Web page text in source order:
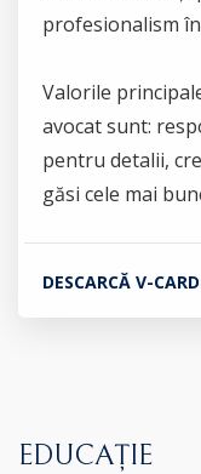
profesionalism
Valorile
avocat sunt:
pentru detalii,
găsi cele mai
DESCARCĂ V-CARD
EDUCAȚIE